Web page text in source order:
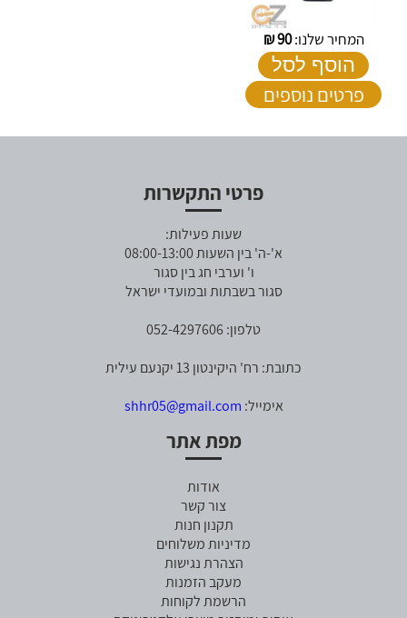
המחיר שלנו:90
₪
הוסף לסל
פרטים נוספים
פרטי התקשרות
שעות פעילות:
א'-ה' בין השעות 08:00-13:00
ו' וערבי חג בין סגור
סגור בשבתות ובמועדי ישראל
טלפון: 052-4297606
כתובת: רח' היקינטון 13 יקנעם עילית
אימייל: shhr05@gmail.com
מפת אתר
אודות
צור קשר
תקנון חנות
מדיניות משלוחים
הצהרת נגישות
מעקב הזמנות
הרשמת לקוחות